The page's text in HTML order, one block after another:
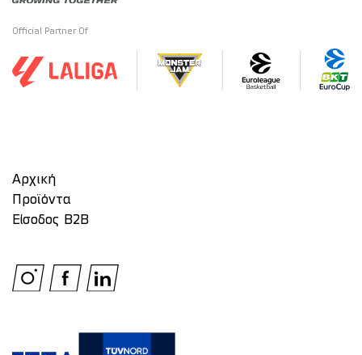
Official Partner Of
Αρχική
Προϊόντα
Είσοδος Β2Β